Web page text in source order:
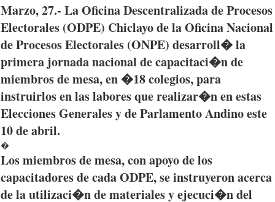
Marzo, 27.- LaOficinaDescentralizadadeProcesos
Electorales (ODPE) Chiclayode laOficinaNacional
deProcesosElectorales (ONPE) desarroll�la
primera jornadanacional decapacitaci�nde
miembrosde mesa, en �18colegios,para
instruirlosenlaslaboresquerealizar�nenestas
EleccionesGeneralesy deParlamentoAndinoeste
10 deabril.
�
Losmiembrosde mesa, conapoyode los
capacitadoresdecadaODPE, seinstruyeronacerca
de lautilizaci�ndematerialesyejecuci�ndel